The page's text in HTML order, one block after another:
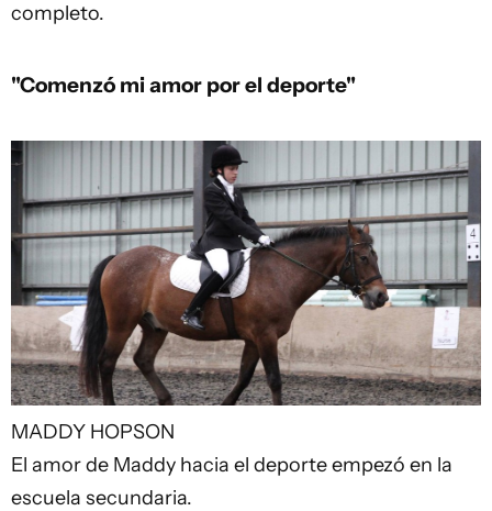
completo.
"Comenzó mi amor por el deporte"
MADDY HOPSON
El amor de Maddy hacia el deporte empezó en la
escuela secundaria.